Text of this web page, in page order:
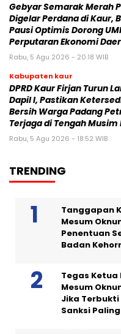
Gebyar Semarak Merah
Digelar Perdana di Kaur,
Pausi Optimis Dorong
Perputaran Ekonomi
Rabu, 5 Agu 2026 - 20:18 WIB
Kabupaten kaur
DPRD Kaur Firjan Turun
Dapil I, Pastikan
Bersih Warga Padang
Terjaga di Tengah
Rabu, 5 Agu 2026 - 18:52 WIB
TRENDING
Tanggapan
Mesum
Penentuan
Badan
Tegas Ketua
Mesum
Jika
Sanksi